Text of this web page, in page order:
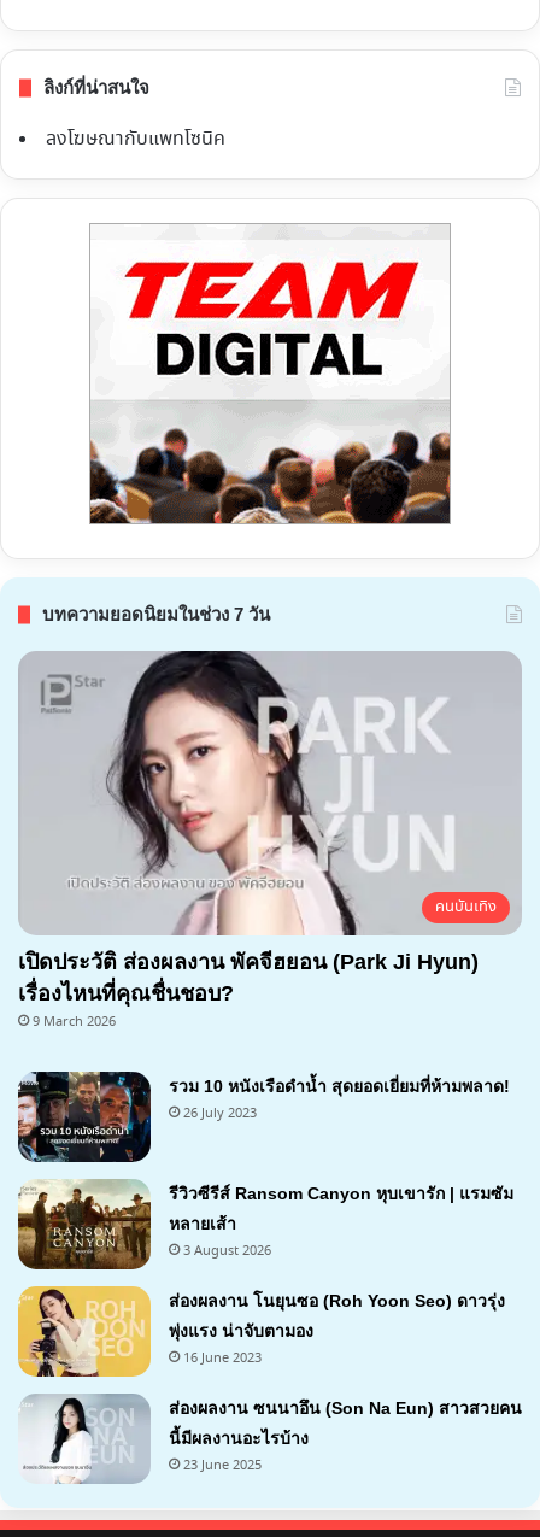
ลิงก์ที่น่าสนใจ
ลงโฆษณากับแพทโซนิค
บทความยอดนิยมในช่วง 7 วัน
คนบันเทิง
เปิดประวัติ ส่องผลงาน พัคจีฮยอน (Park Ji Hyun)
เรื่องไหนที่คุณชื่นชอบ?
9 March 2026
รวม 10 หนังเรือดำน้ำ สุดยอดเยี่ยมที่ห้ามพลาด!
26 July 2023
7.1
รีวิวซีรีส์ Ransom Canyon หุบเขารัก | แรมซัม
หลายเส้า
3 August 2026
ส่องผลงาน โนยุนซอ (Roh Yoon Seo) ดาวรุ่ง
พุ่งแรง น่าจับตามอง
16 June 2023
ส่องผลงาน ซนนาอึน (Son Na Eun) สาวสวยคน
นี้มีผลงานอะไรบ้าง
23 June 2025